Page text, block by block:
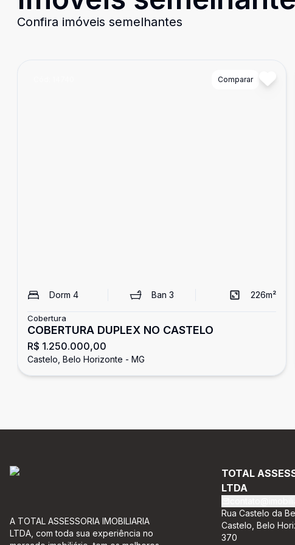
Confira imóveis semelhantes
Comparar
Dorm 4 Ban3 226m²
Cobertura
COBERTURA DUPLEX NO CASTELO
R$ 1.250.000,00
Castelo, Belo Horizonte - MG
A TOTAL ASSESSORIA IMOBILIARIA
LTDA, com toda sua experiência no
TOTAL
LTDA
Rua Castelo da
Castelo, Belo
370